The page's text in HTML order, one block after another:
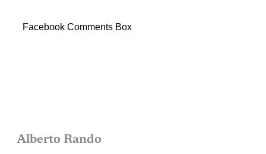
Facebook Comments Box
Alberto Rando